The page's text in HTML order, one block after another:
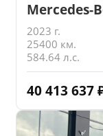
Mercedes-
2023 г.
25400 км.
584.64 л.с.
40 413 637